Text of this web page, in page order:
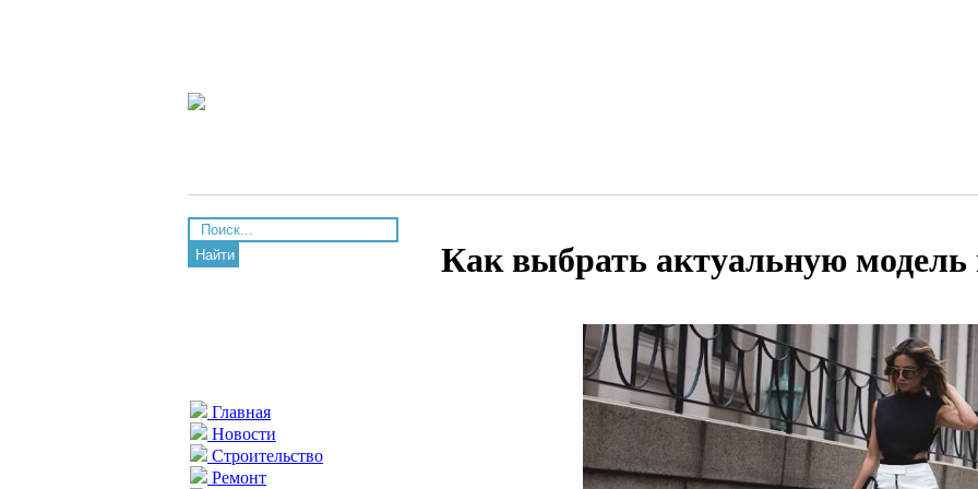
Найти
Главная
Новости
Строительство
Ремонт
Как выбрать актуальную